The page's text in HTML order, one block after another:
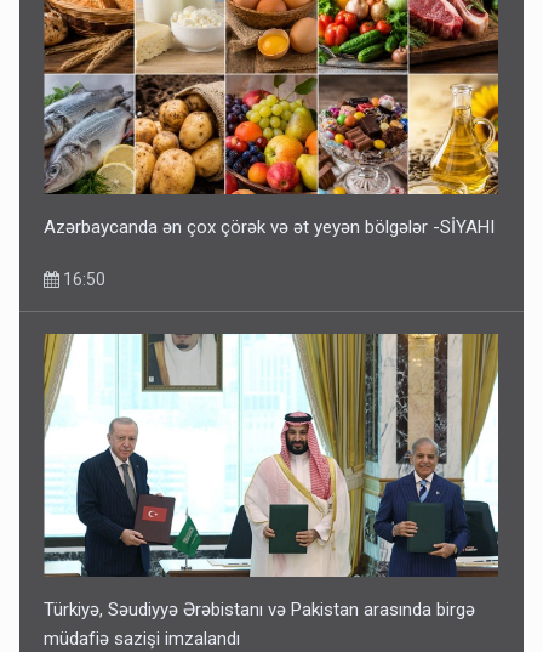
Azərbaycanda ən çox çörək və ət yeyən bölgələr -SİYAHI
16:50
Türkiyə, Səudiyyə Ərəbistanı və Pakistan arasında birgə
müdafiə sazişi imzalandı